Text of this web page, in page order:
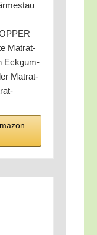
Matrat­
Eck­gum­
Matrat­